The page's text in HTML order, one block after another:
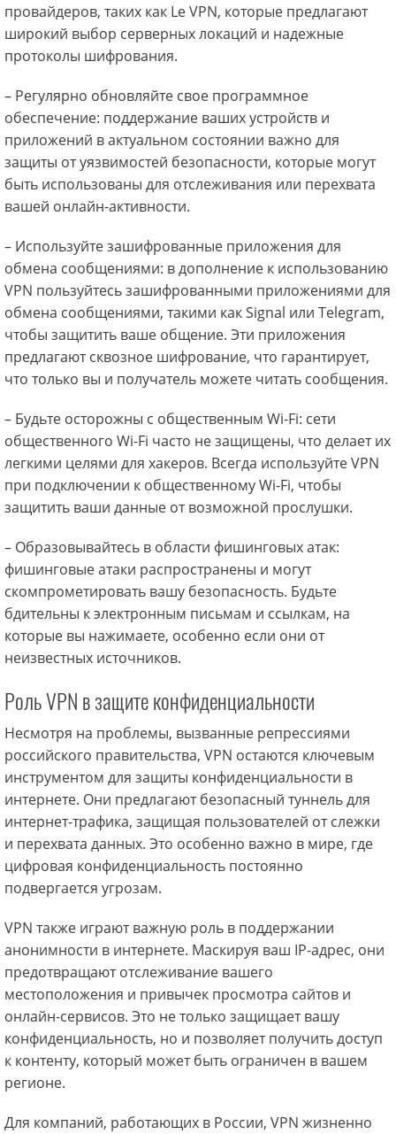
провайдеров, таких как Le VPN, которые предлагают
широкий выбор серверных локаций и надежные
протоколы шифрования.
– Регулярно обновляйте свое программное
обеспечение: поддержание ваших устройств и
приложений в актуальном состоянии важно для
защиты от уязвимостей безопасности, которые могут
быть использованы для отслеживания или перехвата
вашей онлайн-активности.
– Используйте зашифрованные приложения для
обмена сообщениями: в дополнение к использованию
VPN пользуйтесь зашифрованными приложениями для
обмена сообщениями, такими как Signal или Telegram,
чтобы защитить ваше общение. Эти приложения
предлагают сквозное шифрование, что гарантирует,
что только вы и получатель можете читать сообщения.
– Будьте осторожны с общественным Wi-Fi: сети
общественного Wi-Fi часто не защищены, что делает их
легкими целями для хакеров. Всегда используйте VPN
при подключении к общественному Wi-Fi, чтобы
защитить ваши данные от возможной прослушки.
– Образовывайтесь в области фишинговых атак:
фишинговые атаки распространены и могут
скомпрометировать вашу безопасность. Будьте
бдительны к электронным письмам и ссылкам, на
которые вы нажимаете, особенно если они от
неизвестных источников.
Роль VPN в защите конфиденциальности
Несмотря на проблемы, вызванные репрессиями
российского правительства, VPN остаются ключевым
инструментом для защиты конфиденциальности в
интернете. Они предлагают безопасный туннель для
интернет-трафика, защищая пользователей от слежки
и перехвата данных. Это особенно важно в мире, где
цифровая конфиденциальность постоянно
подвергается угрозам.
VPN также играют важную роль в поддержании
анонимности в интернете. Маскируя ваш IP-адрес, они
предотвращают отслеживание вашего
местоположения и привычек просмотра сайтов и
онлайн-сервисов. Это не только защищает вашу
конфиденциальность, но и позволяет получить доступ
к контенту, который может быть ограничен в вашем
регионе.
Для компаний, работающих в России, VPN жизненно